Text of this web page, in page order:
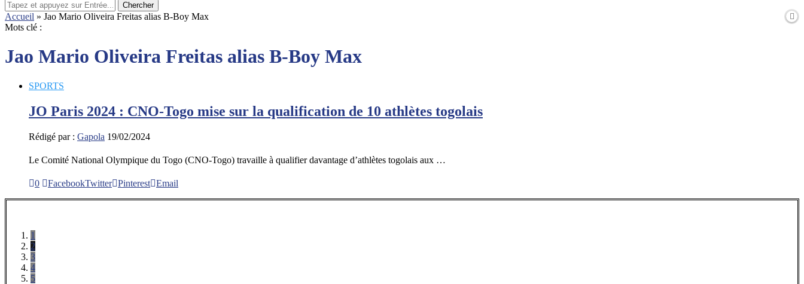
Chercher
Accueil » Jao Mario Oliveira Freitas alias B-Boy Max
Mots clé :
Jao Mario Oliveira Freitas alias B-Boy Max
SPORTS
JO Paris 2024 : CNO-Togo mise sur la qualification de 10 athlètes togolais
Rédigé par : Gapola 19/02/2024
Le Comité National Olympique du Togo (CNO-Togo) travaille à qualifier davantage d’athlètes togolais aux …
0 FacebookTwitter Pinterest Email
1
2
3
4
5